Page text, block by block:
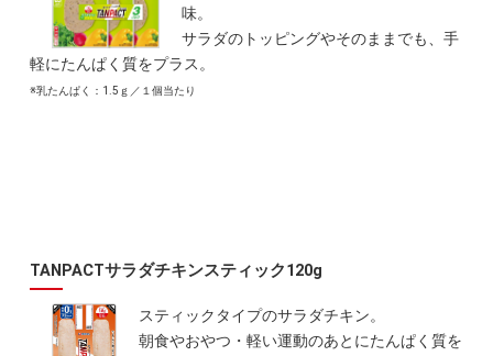
味。
サラダのトッピングやそのままでも、手
軽にたんぱく質をプラス。
※乳たんぱく：1.5ｇ／１個当たり
TANPACTサラダチキンスティック120g
スティックタイプのサラダチキン。
朝食やおやつ・軽い運動のあとにたんぱく質を